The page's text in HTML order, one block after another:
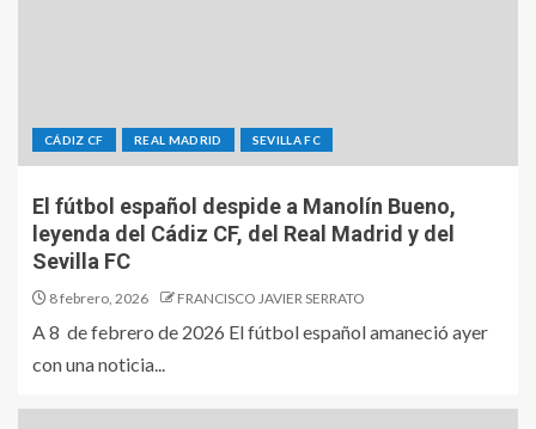
CÁDIZ CF REAL MADRID SEVILLA FC
El fútbol español despide a Manolín Bueno,
leyenda del Cádiz CF, del Real Madrid y del
Sevilla FC
8 febrero, 2026 FRANCISCO JAVIER SERRATO
A 8 de febrero de 2026 El fútbol español amaneció ayer
con una noticia...